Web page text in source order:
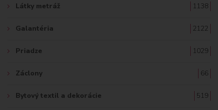
č
e
k
Látky metráž 1138
Galantéria 2122
Priadze 1029
Záclony 66
Bytový textil a dekorácie 519